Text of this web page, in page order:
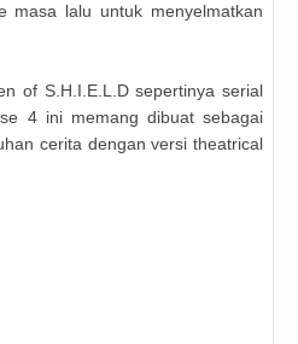
masa lalu untuk menyelmatkan
of S.H.I.E.L.D sepertinya serial
4 ini memang dibuat sebagai
cerita dengan versi theatrical